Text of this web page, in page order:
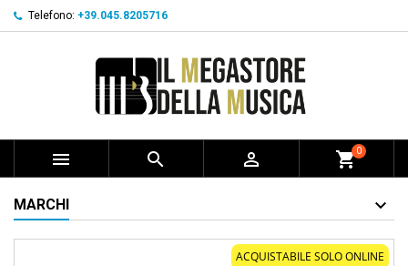
Telefono: +39.045.8205716
   shopping_cart0
MARCHI
ACQUISTABILE SOLO ONLINE